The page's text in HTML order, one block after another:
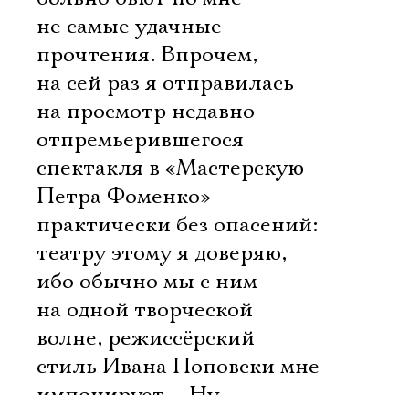
не самые удачные
прочтения. Впрочем,
на сей раз я отправилась
на просмотр недавно
отпремьерившегося
спектакля в «Мастерскую
Петра Фоменко»
практически без опасений:
театру этому я доверяю,
ибо обычно мы с ним
на одной творческой
волне, режиссёрский
стиль Ивана Поповски мне